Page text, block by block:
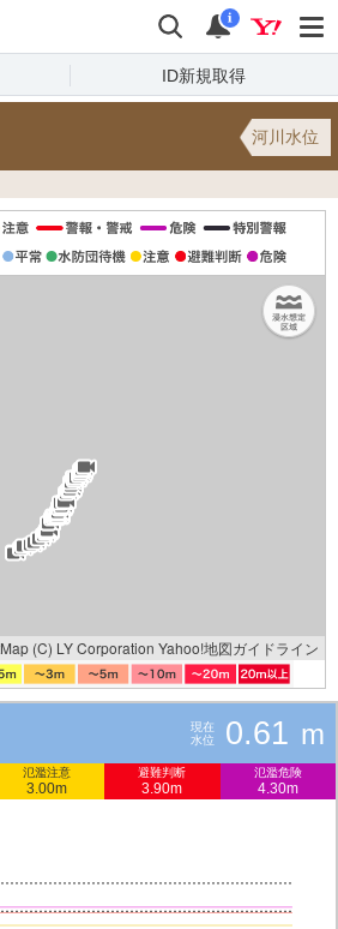
検索 通知
i
ID新規取得
河川水位
(C) LY Corporation Yahoo!地図ガイドライン
現在
水位
0.61 m
氾濫注意
3.00m
避難判断
3.90m
氾濫危険
4.30m